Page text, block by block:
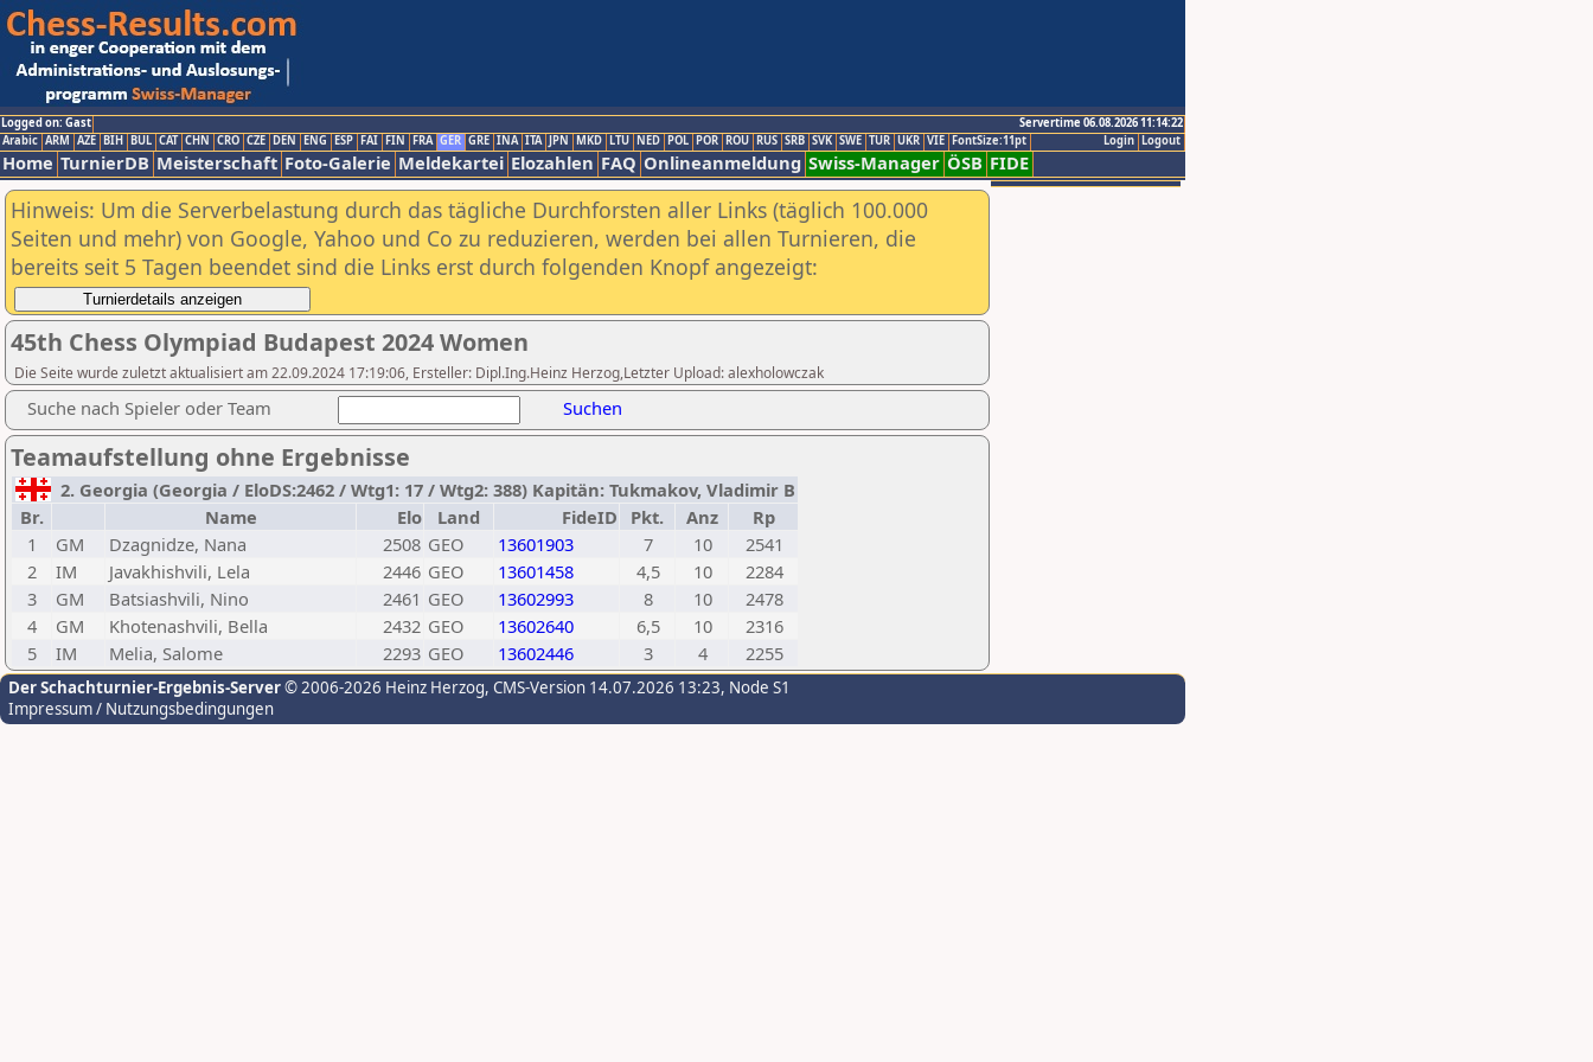
Logged on: Gast
Servertime 06.08.2026 11:14:22
Logout
Login
Arabic ARM AZE BIH BUL CAT CHN CRO CZE DEN ENG ESP FAI FIN FRA GER GRE INA ITA JPN MKD LTU NED POL POR ROU RUS SRB SVK SWE TUR UKR VIE FontSize:11pt
Home TurnierDB Meisterschaft Foto-Galerie Meldekartei Elozahlen FAQ Onlineanmeldung Swiss-Manager ÖSB FIDE
Hinweis: Um die Serverbelastung durch das tägliche Durchforsten aller Links (täglich 100.000
Seiten und mehr) von Google, Yahoo und Co zu reduzieren, werden bei allen Turnieren, die
bereits seit 5 Tagen beendet sind die Links erst durch folgenden Knopf angezeigt:
45th Chess Olympiad Budapest 2024 Women
Die Seite wurde zuletzt aktualisiert am 22.09.2024 17:19:06, Ersteller: Dipl.Ing.Heinz Herzog,Letzter Upload: alexholowczak
Suche nach Spieler oder Team Suchen
Teamaufstellung ohne Ergebnisse
2. Georgia (Georgia / EloDS:2462 / Wtg1: 17 / Wtg2: 388) Kapitän: Tukmakov, Vladimir B
Br.
Name Elo Land FideID Pkt. Anz
Rp
1
GM Dzagnidze, Nana 2508 GEO 13601903 7 10
2541
2
IM Javakhishvili, Lela 2446 GEO 13601458 4,5 10
2284
3
GM Batsiashvili, Nino 2461 GEO 13602993 8 10
2478
4
GM Khotenashvili, Bella 2432 GEO 13602640 6,5 10
2316
5
IM Melia, Salome 2293 GEO 13602446 3 4 2255
Der Schachturnier-Ergebnis-Server© 2006-2026 Heinz Herzog, CMS-Version 14.07.2026 13:23, Node S1
Impressum / Nutzungsbedingungen